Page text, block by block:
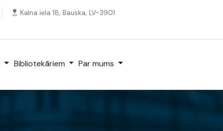
Kalna iela 18, Bauska, LV-3901
Bibliotekāriem Par mums